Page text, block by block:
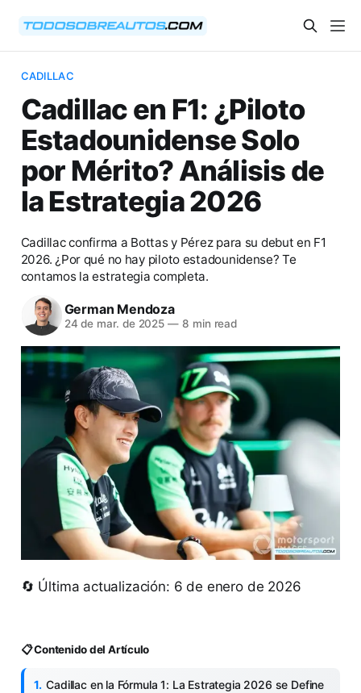
CADILLAC
Cadillac en F1: ¿Piloto
Estadounidense Solo
por Mérito? Análisis de
la Estrategia 2026
Cadillac confirma a Bottas y Pérez para su debut en F1
2026. ¿Por qué no hay piloto estadounidense? Te
contamos la estrategia completa.
German Mendoza
24 de mar. de 2025 — 8 min read
🔄 Última actualización: 6 de enero de 2026
📋 Contenido del Artículo
Cadillac en la Fórmula 1: La Estrategia 2026 se Define